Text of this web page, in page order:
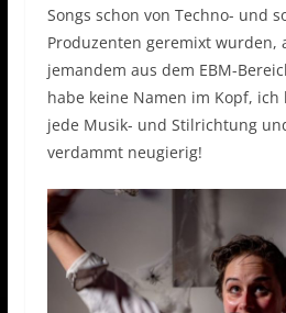
Songs schon von Techno- und
Produzenten geremixt wurden,
jemandem aus dem EBM-
habe keine Namen im Kopf,
jede Musik- und Stilrichtung
verdammt neugierig!